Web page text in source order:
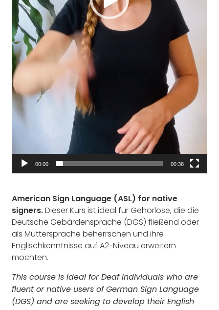
00:00 00:38
American Sign Language (ASL) for native
signers.Dieser Kurs ist ideal für Gehörlose, die die
Deutsche Gebärdensprache (DGS) fließend oder
als Muttersprache beherrschen und ihre
Englischkenntnisse auf A2-Niveau erweitern
möchten.
This course is ideal for Deaf individuals who are
fluent or native users of German Sign Language
(DGS) and are seeking to develop their English